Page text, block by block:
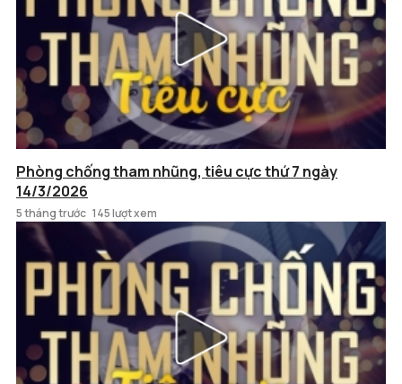
Phòng chống tham nhũng, tiêu cực thứ 7 ngày
14/3/2026
5 tháng trước 145 lượt xem